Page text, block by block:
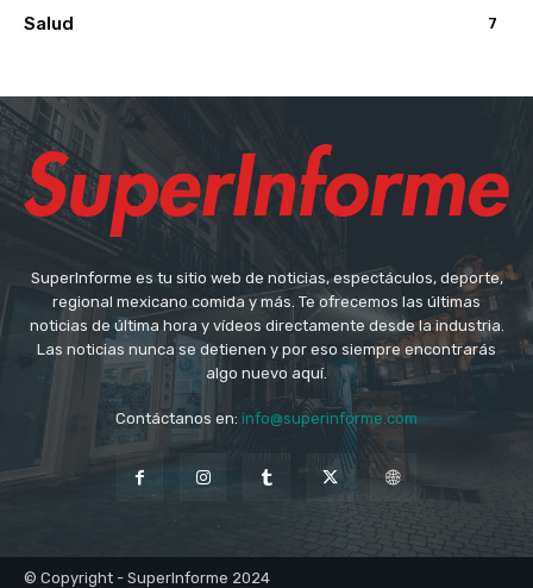
Salud 7
SuperInforme es tu sitio web de noticias, espectáculos, deporte,
regional mexicano comida y más. Te ofrecemos las últimas
noticias de última hora y vídeos directamente desde la industria.
Las noticias nunca se detienen y por eso siempre encontrarás
algo nuevo aquí.
Contáctanos en: info@superinforme.com
© Copyright - SuperInforme 2024